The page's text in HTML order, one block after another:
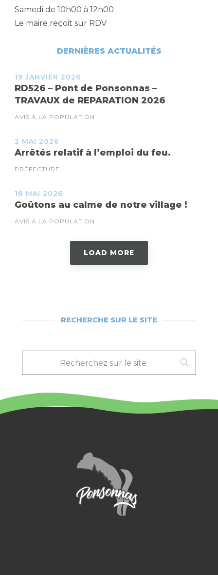
Samedi de 10h00 à 12h00
Le maire reçoit sur RDV
DERNIÈRES ACTUALITÉS
19 JANVIER 2026
RD526 – Pont de Ponsonnas –
TRAVAUX de REPARATION 2026
AVIS À LA POPULATION
2 MAI 2026
Arrêtés relatif à l’emploi du feu.
PRÉFECTURE
18 MAI 2026
Goûtons au calme de notre village !
AVIS À LA POPULATION
LOAD MORE
RECHERCHE SUR LE SITE
RECHERCHEZ
LE
SITE